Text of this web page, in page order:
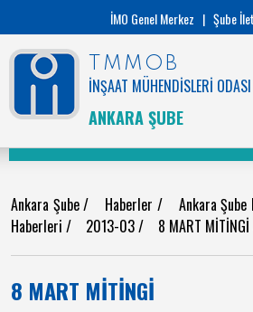
İMO Genel Merkez | Şube
TMMOB
İNŞAAT MÜHENDİSLERİ ODASI
ANKARA ŞUBE
Ankara Şube/ Haberler / Ankara
Haberleri / 2013-03/ 8 MART MİTİNGİ
8 MART MİTİNGİ